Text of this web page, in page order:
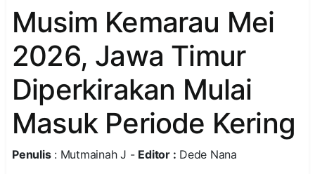
Musim Kemarau Mei
2026, Jawa Timur
Diperkirakan Mulai
Masuk Periode Kering
Penulis: Mutmainah J - Editor : Dede Nana